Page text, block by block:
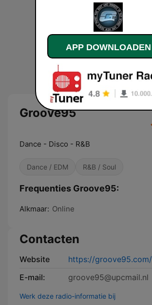
Groove95
Dance - Disco - R&B
Dance / EDM R&B / Soul
Frequenties Groove95:
Alkmaar: Online
Contacten
Website
https://groove95.com/
E-mail:
groove95@upcmail.nl
Werk deze radio-informatie bij
APP DOWNLOADEN